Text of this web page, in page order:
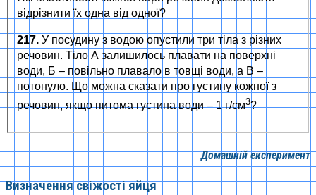
відрізнити їх одна від одної?
217. У посудину з водою опустили три тіла з різних
речовин. Тіло А залишилось плавати на поверхні
води, Б – повільно плавало в товщі води, а В –
потонуло. Що можна сказати про густину кожної з
речовин, якщо питома густина води – 1 г/см3?
Домашній експеримент
Визначення свіжості яйця